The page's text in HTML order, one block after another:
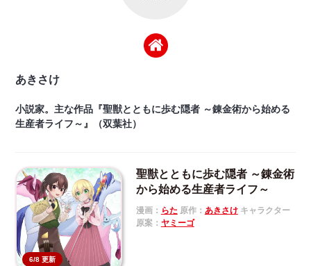
あきさけ
小説家。主な作品『聖獣とともに歩む隠者 ～錬金術から始める
生産者ライフ～』（双葉社）
6/8 更新
聖獣とともに歩む隠者 ～錬金術
から始める生産者ライフ～
漫画： らた 原作： あきさけキャラクター
原案： ヤミーゴ